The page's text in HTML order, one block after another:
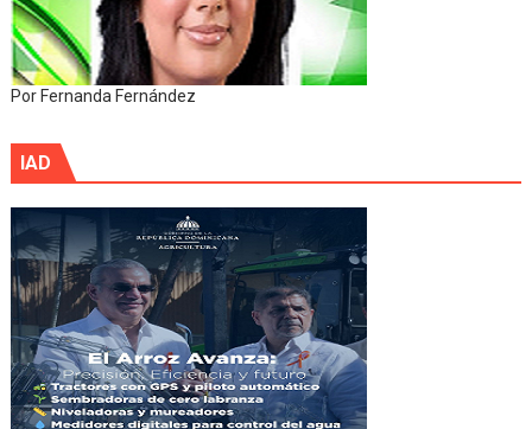
Por Fernanda Fernández
IAD